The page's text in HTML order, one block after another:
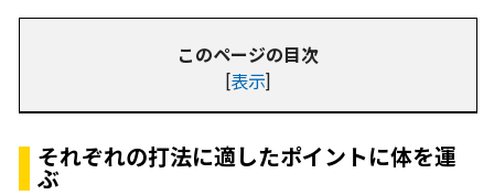
このページの目次
[表示]
それぞれの打法に適したポイントに体を運
ぶ